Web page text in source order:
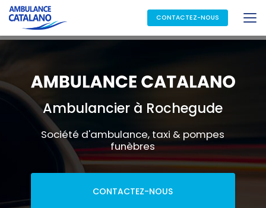
Aller
au
contenu
principal
CONTACTEZ-NOUS
Ambulancier à Rochegude
Société d'ambulance, taxi & pompes
funèbres
CONTACTEZ-NOUS